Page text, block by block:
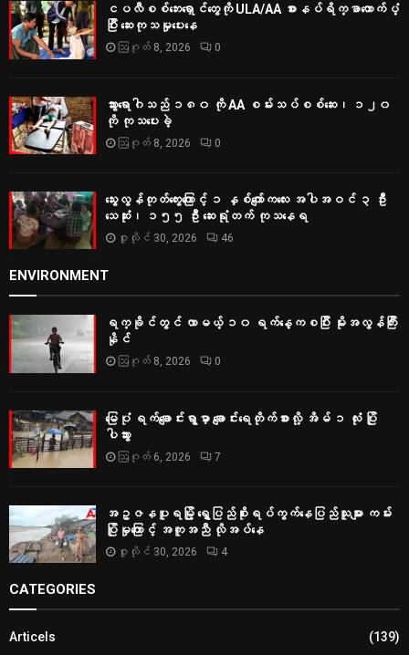
ငပလီစစ်ဘေးရှောင်တွေကို ULA/AA စားနပ်ရိက္ခာထောက်ပံ့
ပြီး ဆေးကုသမှုပေးနေ
ဩဂုတ် 8, 2026 0
သွားရောဂါသည် ၁၈၀ ကို AA စမ်းသပ်စစ်ဆေး၊ ၁၂၀
ကို ကုသပေးခဲ့
ဩဂုတ် 8, 2026 0
သွေးလွန်တုတ်ကွေးကြောင့် ၁ နှစ်ကျော်ကလေး အပါအဝင် ၃ ဦး
သေဆုံး၊ ၁၅၅ ဦး ဆေးရုံတက် ကုသနေရ
ဇူလိုင် 30, 2026 46
ENVIRONMENT
ရက္ခိုင်တွင် လာမယ့် ၁၀ ရက်နေ့ကစပြီး မိုးအလွန်ကြီး
နိုင်
ဩဂုတ် 8, 2026 0
မြေပုံ ရက်ချောင်းရွာမှာ ချောင်းရေတိုက်စားလို့ အိမ် ၁ လုံး ပြို
ပါသွား
ဩဂုတ် 6, 2026 7
အဥ္ဇနပူရမြို့ ရွှေပြည်စိုးရပ်ကွက်နေပြည်သူများ ကမ်း
ပြိုမှုကြောင့် အကူအညီ လိုအပ်နေ
ဇူလိုင် 30, 2026 4
CATEGORIES
Articels
(139)